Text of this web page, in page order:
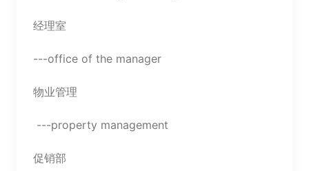
经理室
---office of the manager
物业管理
---property management
促销部